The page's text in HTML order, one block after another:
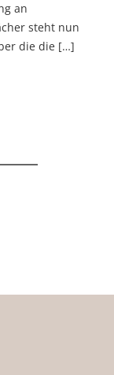
an
steht nun
die die […]